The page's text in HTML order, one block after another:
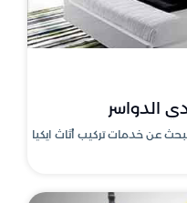
الدواسر
عن خدمات تركيب أثاث ايكيا